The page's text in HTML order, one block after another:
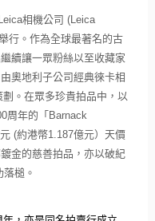
相機公司 (Leica
行。作為全球最著名的古
續讓一眾粉絲以至收藏家
奧地利子公司經典徠卡相
劃。在眾多珍貴拍品中，以
周年的「Barnack
(約港幣1.187億元）天價
金的慈善拍品，亦以破紀
槌。